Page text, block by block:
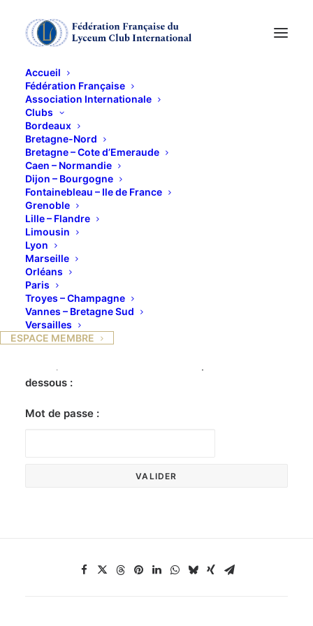
Accueil
Fédération Française
Association Internationale
Clubs
Bordeaux
Bretagne-Nord
Bretagne – Cote d’Emeraude
Caen – Normandie
Dijon – Bourgogne
Fontainebleau – Ile de France
Grenoble
Lille – Flandre
Limousin
Lyon
Marseille
Orléans
Paris
Troyes – Champagne
Vannes – Bretagne Sud
Versailles
ESPACE MEMBRE
Visite de la ROTONDE
de SAINT BENIGNE
Ce contenu est protégé par un mot de passe. Pour
dessous :
Mot de passe :